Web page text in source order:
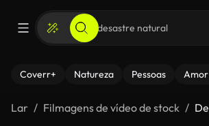
Coverr+ Natureza Pessoas Amor
Lar Filmagens de vídeo de stock